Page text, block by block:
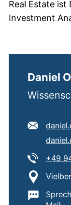
Real Estate ist
Investment
Daniel
E-Mail
Tel:
+49